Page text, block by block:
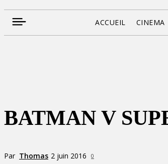
ACCUEIL CINEMA
BATMAN V
Par Thomas 2 juin 2016 0